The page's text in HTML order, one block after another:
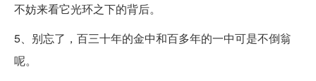
不妨来看它光环之下的背后。
5、别忘了，百三十年的金中和百多年的一中可是不倒翁
呢。